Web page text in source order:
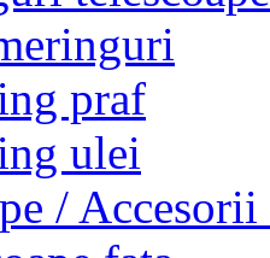
praf
ulei
/ Accesorii